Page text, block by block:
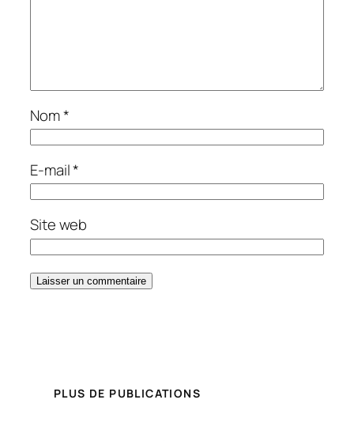
Nom*
E-mail*
Site web
PLUS DE PUBLICATIONS